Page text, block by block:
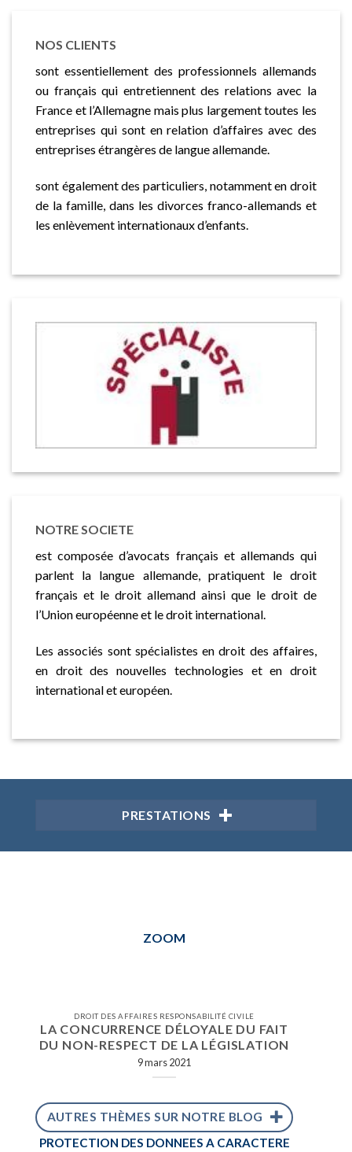
NOS CLIENTS
sont essentiellement des professionnels allemands
ou français qui entretiennent des relations avec la
France et l’Allemagne mais plus largement toutes les
entreprises qui sont en relation d’affaires avec des
entreprises étrangères de langue allemande.
sont également des particuliers, notamment en droit
de la famille, dans les divorces franco-allemands et
les enlèvement internationaux d’enfants.
NOTRE SOCIETE
est composée d’avocats français et allemands qui
parlent la langue allemande, pratiquent le droit
français et le droit allemand ainsi que le droit de
l’Union européenne et le droit international.
Les associés sont spécialistes en droit des affaires,
en droit des nouvelles technologies et en droit
international et européen.
PRESTATIONS
ZOOM
DROIT DES AFFAIRES RESPONSABILITÉ CIVILE
LA CONCURRENCE DÉLOYALE DU FAIT
DU NON-RESPECT DE LA LÉGISLATION
9 mars 2021
AUTRES THÈMES SUR NOTRE BLOG
PROTECTION DES DONNEES A CARACTERE